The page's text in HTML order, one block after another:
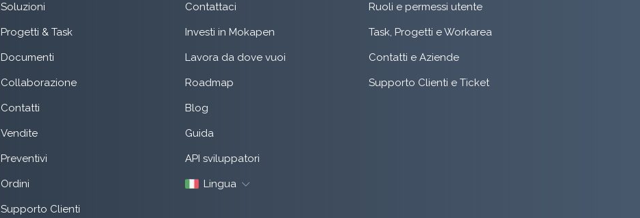
Soluzioni
Progetti & Task
Documenti
Collaborazione
Contatti
Vendite
Preventivi
Ordini
Supporto Clienti
Contattaci
Investi in Mokapen
Lavora da dove vuoi
Roadmap
Blog
Guida
API sviluppatori
Lingua
Ruoli e permessi utente
Task, Progetti e Workarea
Contatti e Aziende
Supporto Clienti e Ticket